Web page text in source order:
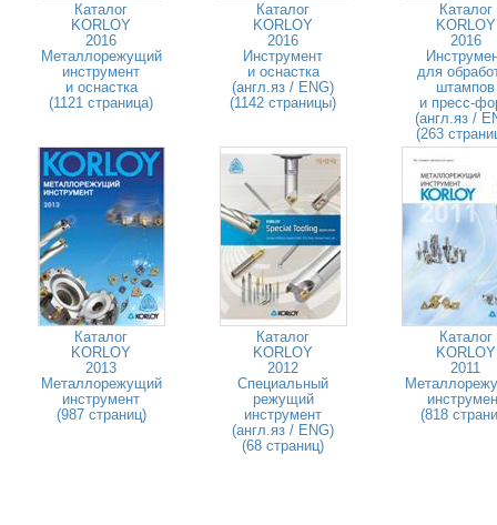
Каталог
KORLOY
2016
Металлорежущий
инструмент
и оснастка
(1121 страница)
Каталог
KORLOY
2016
Инструмент
и оснастка
(англ.яз / ENG)
(1142 страницы)
Каталог
KORLOY
2016
для
штампов
и пресс-
(англ.яз /
(263
Каталог
KORLOY
2013
Металлорежущий
инструмент
(987 страниц)
Каталог
KORLOY
2012
Специальный
режущий
инструмент
(англ.яз / ENG)
(68 страниц)
Каталог
KORLOY
2011
(818